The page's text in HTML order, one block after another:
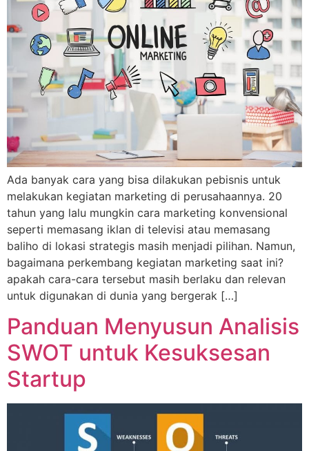
Ada banyak cara yang bisa dilakukan pebisnis untuk
melakukan kegiatan marketing di perusahaannya. 20
tahun yang lalu mungkin cara marketing konvensional
seperti memasang iklan di televisi atau memasang
baliho di lokasi strategis masih menjadi pilihan. Namun,
bagaimana perkembang kegiatan marketing saat ini?
apakah cara-cara tersebut masih berlaku dan relevan
untuk digunakan di dunia yang bergerak […]
Panduan Menyusun Analisis
SWOT untuk Kesuksesan
Startup